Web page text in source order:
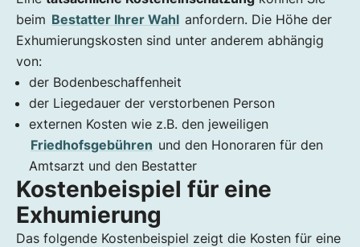
beim Bestatter Ihrer Wahl anfordern. Die Höhe der
Exhumierungskosten sind unter anderem abhängig
von:
der Bodenbeschaffenheit
der Liegedauer der verstorbenen Person
externen Kosten wie z.B. den jeweiligen
Friedhofsgebühren und den Honoraren für den
Amtsarzt und den Bestatter
Kostenbeispiel für eine
Exhumierung
Das folgende Kostenbeispiel zeigt die Kosten für eine